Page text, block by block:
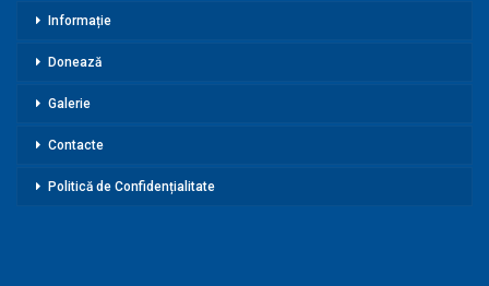
Informație
Donează
Galerie
Contacte
Politică de Confidențialitate